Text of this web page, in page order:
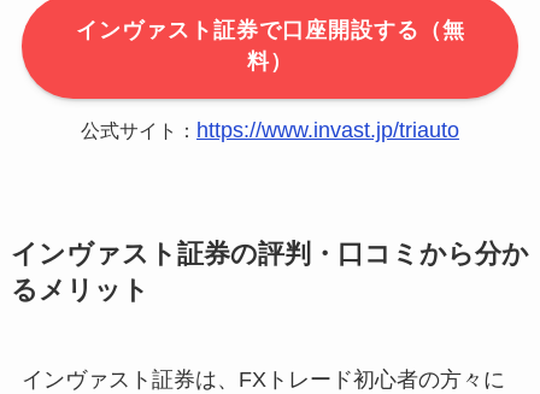
インヴァスト証券で口座開設する（無
料）
公式サイト： https://www.invast.jp/triauto
インヴァスト証券の評判・口コミから分か
るメリット
インヴァスト証券は、FXトレード初心者の方々に